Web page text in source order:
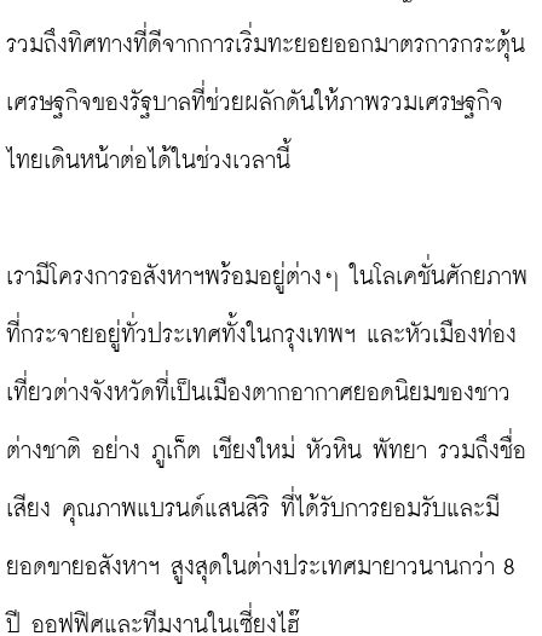
รวมถึงทิศทางที่ดีจากการเริ่มทะยอยออกมาตรการกระตุ้น
เศรษฐกิจของรัฐบาลที่ช่วยผลักดันให้ภาพรวมเศรษฐกิจ
ไทยเดินหน้าต่อได้ในช่วงเวลานี้
เรามีโครงการอสังหาฯพร้อมอยู่ต่างๆ ในโลเคชั่นศักยภาพ
ที่กระจายอยู่ทั่วประเทศทั้งในกรุงเทพฯ และหัวเมืองท่อง
เที่ยวต่างจังหวัดที่เป็นเมืองตากอากาศยอดนิยมของชาว
ต่างชาติ อย่าง ภูเก็ต เชียงใหม่ หัวหิน พัทยา รวมถึงชื่อ
เสียง คุณภาพแบรนด์แสนสิริ ที่ได้รับการยอมรับและมี
ยอดขายอสังหาฯ สูงสุดในต่างประเทศมายาวนานกว่า 8
ปี ออฟฟิศและทีมงานในเซี่ยงไฮ๊